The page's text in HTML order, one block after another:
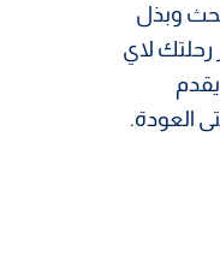
وبذل
لاي
العودة.